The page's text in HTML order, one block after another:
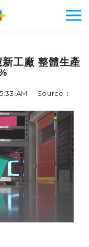
工廠 整體生產
AM Source：